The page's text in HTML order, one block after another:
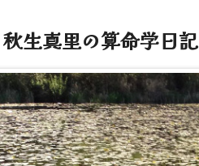
秋生真里の算命学日記